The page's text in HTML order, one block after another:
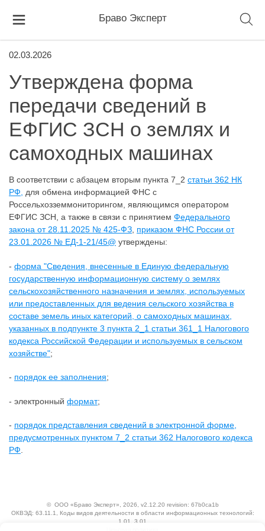
Браво Эксперт
02.03.2026
Утверждена форма
передачи сведений в
ЕФГИС ЗСН о землях и
самоходных машинах
В соответствии с абзацем вторым пункта 7_2 статьи 362 НК
РФ,
для обмена информацией ФНС с
Россельхозземмониторингом, являющимся оператором
ЕФГИС ЗСН, а также в связи с принятием Федерального
закона от 28.11.2025 № 425-ФЗ приказом ФНС России от
23.01.2026 № ЕД-1-21/45@ утверждены:
- форма "Сведения, внесенные в Единую федеральную
государственную информационную систему о землях
сельскохозяйственного назначения и землях, используемых
или предоставленных для ведения сельского хозяйства в
составе земель иных категорий, о самоходных машинах,
указанных в подпункте 3 пункта 2_1 статьи 361_1 Налогового
кодекса Российской Федерации и используемых в сельском
хозяйстве";
- порядок ее заполнения;
- электронный формат;
- порядок представления сведений в электронной форме,
предусмотренных пунктом 7_2 статьи 362 Налогового кодекса
РФ.
© ООО «Браво Эксперт», 2026, v2.12.20 revision: 67b0ca1b
ОКВЭД: 63.11.1, Коды видов деятельности в области информационных технологий:
1.01, 3.01